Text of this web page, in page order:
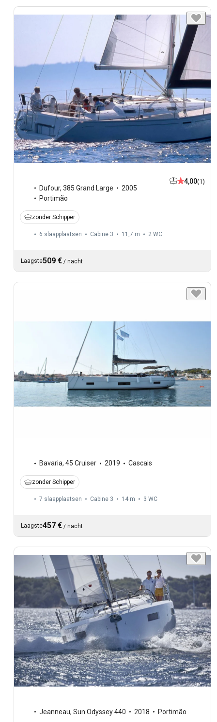
Dufour, 385 Grand Large
2005
Portimão
4,00(1)
zonder Schipper
6 slaapplaatsen Cabine 3 11,7 m 2 WC
Laagste509 € / nacht
Bavaria, 45 Cruiser 2019 Cascais
zonder Schipper
7 slaapplaatsen Cabine 3 14 m 3 WC
Laagste457 € / nacht
Jeanneau, Sun Odyssey 440 2018 Portimão